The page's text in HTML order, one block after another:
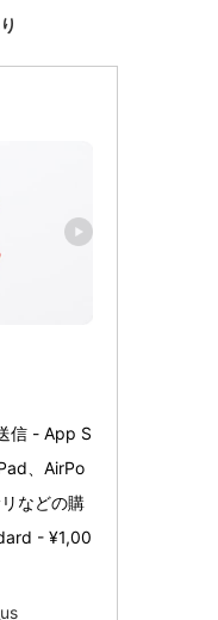
信 - App S
、AirPo
などの購
- ¥1,00